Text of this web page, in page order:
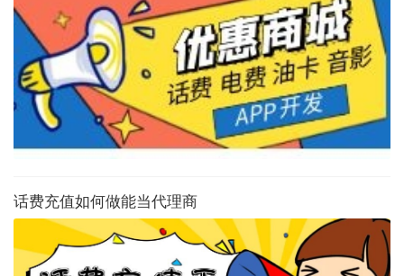
话费充值如何做能当代理商